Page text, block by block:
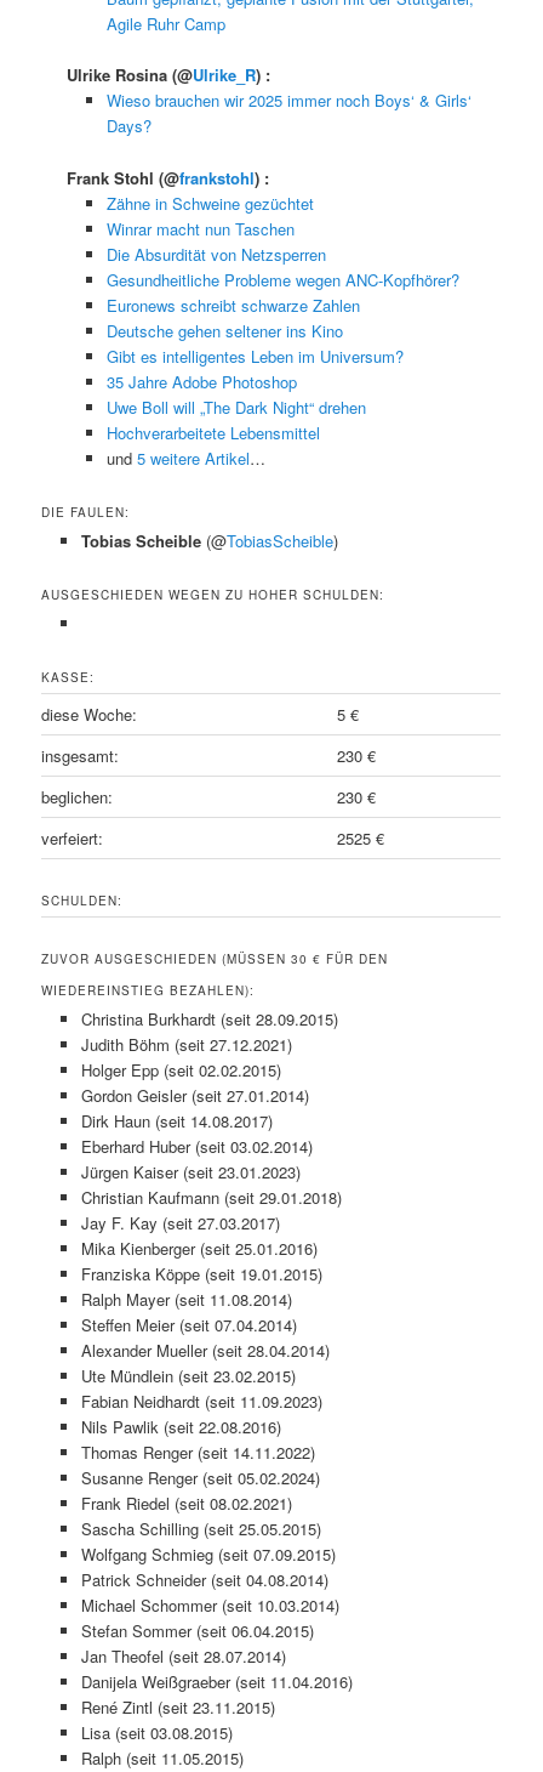
Agile Ruhr Camp
Ulrike Rosina(@Ulrike_R) :
Wieso brauchen wir 2025 immer noch Boys‘ & Girls‘
Days?
Frank Stohl(@frankstohl) :
Zähne in Schweine gezüchtet
Winrar macht nun Taschen
Die Absurdität von Netzsperren
Gesundheitliche Probleme wegen ANC-Kopfhörer?
Euronews schreibt schwarze Zahlen
Deutsche gehen seltener ins Kino
Gibt es intelligentes Leben im Universum?
35 Jahre Adobe Photoshop
Uwe Boll will „The Dark Night“ drehen
Hochverarbeitete Lebensmittel
und 5 weitere Artikel…
DIE FAULEN:
Tobias Scheible (@TobiasScheible)
AUSGESCHIEDEN WEGEN ZU HOHER SCHULDEN:
KASSE:
diese Woche:
5 €
insgesamt:
230 €
beglichen:
230 €
verfeiert:
2525 €
SCHULDEN:
ZUVOR AUSGESCHIEDEN (MÜSSEN 30 € FÜR DEN
WIEDEREINSTIEG BEZAHLEN):
Christina Burkhardt (seit 28.09.2015)
Judith Böhm (seit 27.12.2021)
Holger Epp (seit 02.02.2015)
Gordon Geisler (seit 27.01.2014)
Dirk Haun (seit 14.08.2017)
Eberhard Huber (seit 03.02.2014)
Jürgen Kaiser (seit 23.01.2023)
Christian Kaufmann (seit 29.01.2018)
Jay F. Kay (seit 27.03.2017)
Mika Kienberger (seit 25.01.2016)
Franziska Köppe (seit 19.01.2015)
Ralph Mayer (seit 11.08.2014)
Steffen Meier (seit 07.04.2014)
Alexander Mueller (seit 28.04.2014)
Ute Mündlein (seit 23.02.2015)
Fabian Neidhardt (seit 11.09.2023)
Nils Pawlik (seit 22.08.2016)
Thomas Renger (seit 14.11.2022)
Susanne Renger (seit 05.02.2024)
Frank Riedel (seit 08.02.2021)
Sascha Schilling (seit 25.05.2015)
Wolfgang Schmieg (seit 07.09.2015)
Patrick Schneider (seit 04.08.2014)
Michael Schommer (seit 10.03.2014)
Stefan Sommer (seit 06.04.2015)
Jan Theofel (seit 28.07.2014)
Danijela Weißgraeber (seit 11.04.2016)
René Zintl (seit 23.11.2015)
Lisa (seit 03.08.2015)
Ralph (seit 11.05.2015)